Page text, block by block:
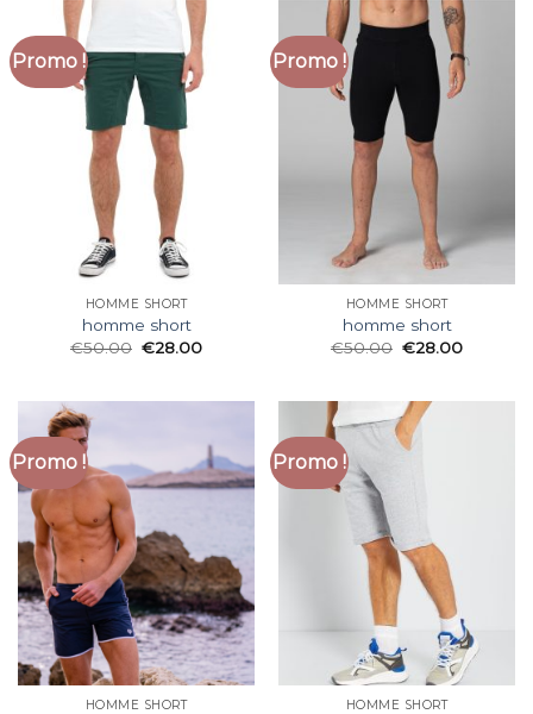
Promo !
HOMME SHORT
homme short
€50.00 €28.00
Promo !
HOMME SHORT
homme short
€50.00 €28.00
Promo !
HOMME SHORT
Promo !
HOMME SHORT